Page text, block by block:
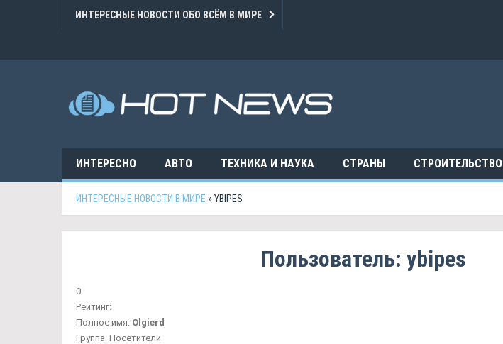
ИНТЕРЕСНЫЕ НОВОСТИ ОБО ВСЁМ В МИРЕ
ИНТЕРЕСНО АВТО ТЕХНИКА И НАУКА СТРАНЫ СТРОИТЕЛЬСТВО
ИНТЕРЕСНЫЕ НОВОСТИ В МИРЕ » YBIPES
Пользователь: ybipes
0
Рейтинг:
Полное имя: Olgierd
Группа: Посетители